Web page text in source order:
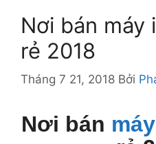
Nơi bán máy
rẻ 2018
Tháng 7 21, 2018 Bởi
Nơi bán